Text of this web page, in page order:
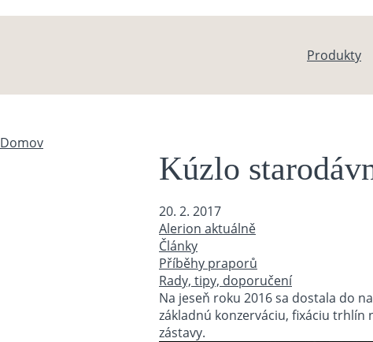
Produkty
Domov
Kúzlo
20. 2. 2017
Alerion aktuálně
Články
Příběhy praporů
Rady, tipy, doporučení
Na jeseň roku 2016 sa dostala do
základnú konzerváciu, fixáciu trhlín
zástavy.